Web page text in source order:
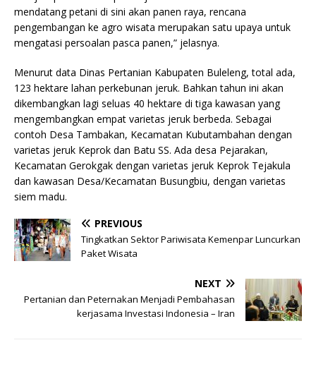
mendatang petani di sini akan panen raya, rencana
pengembangan ke agro wisata merupakan satu upaya untuk
mengatasi persoalan pasca panen,” jelasnya.
Menurut data Dinas Pertanian Kabupaten Buleleng, total ada,
123 hektare lahan perkebunan jeruk. Bahkan tahun ini akan
dikembangkan lagi seluas 40 hektare di tiga kawasan yang
mengembangkan empat varietas jeruk berbeda. Sebagai
contoh Desa Tambakan, Kecamatan Kubutambahan dengan
varietas jeruk Keprok dan Batu SS. Ada desa Pejarakan,
Kecamatan Gerokgak dengan varietas jeruk Keprok Tejakula
dan kawasan Desa/Kecamatan Busungbiu, dengan varietas
siem madu.
PREVIOUS
Tingkatkan Sektor Pariwisata Kemenpar Luncurkan
Paket Wisata
NEXT
Pertanian dan Peternakan Menjadi Pembahasan
kerjasama Investasi Indonesia – Iran